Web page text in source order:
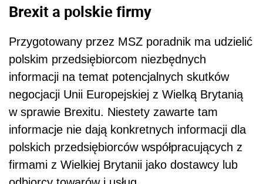
Brexit a polskie firmy
Przygotowany przez MSZ poradnik ma udzielić
polskim przedsiębiorcom niezbędnych
informacji na temat potencjalnych skutków
negocjacji Unii Europejskiej z Wielką Brytanią
w sprawie Brexitu. Niestety zawarte tam
informacje nie dają konkretnych informacji dla
polskich przedsiębiorców współpracujących z
firmami z Wielkiej Brytanii jako dostawcy lub